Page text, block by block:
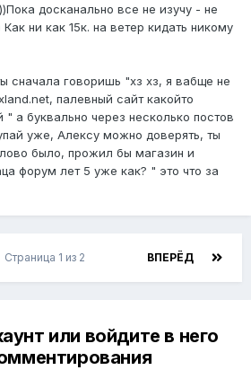
досканально все не изучу - не
ни как 15к. на ветер кидать никому
сначала говоришь "хз хз, я вабще не
палевный сайт какойто
а буквально через несколько постов
уже, Алексу можно доверять, ты
было, прожил бы магазин и
форум лет 5 уже как? " это что за
ВПЕРЁД
Страница 1 из 2
или войдите в него